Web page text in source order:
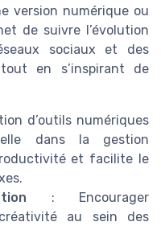
version numérique ou
de suivre l’évolution
sociaux et des
tout en s’inspirant de
d’outils numériques
dans la gestion
et facilite le
: Encourager
au sein des